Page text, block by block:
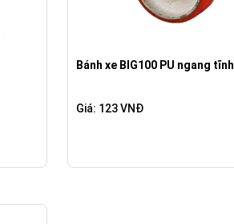
Bánh xe BIG100 PU ngang tĩnh
Giá: 123 VNĐ